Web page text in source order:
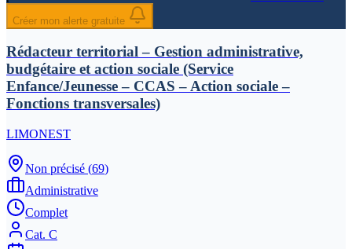
Créer mon alerte gratuite
Rédacteur territorial – Gestion administrative,
budgétaire et action sociale (Service
Enfance/Jeunesse – CCAS – Action sociale –
Fonctions transversales)
LIMONEST
Non précisé (69)
Administrative
Complet
Cat. C